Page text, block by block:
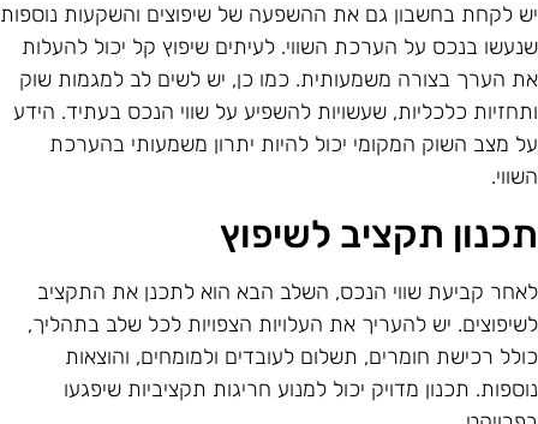
לקחת בחשבון גם את ההשפעה של שיפוצים והשקעות נוספות
בנכס על הערכת השווי. לעיתים שיפוץ קל יכול להעלות
הערך בצורה משמעותית. כמו כן, יש לשים לב למגמות שוק
כלכליות, שעשויות להשפיע על שווי הנכס בעתיד. הידע
מצב השוק המקומי יכול להיות יתרון משמעותי בהערכת
תקציב לשיפוץ
קביעת שווי הנכס, השלב הבא הוא לתכנן את התקציב
יש להעריך את העלויות הצפויות לכל שלב בתהליך,
רכישת חומרים, תשלום לעובדים ולמומחים, והוצאות
תכנון מדויק יכול למנוע חריגות תקציביות שיפגעו